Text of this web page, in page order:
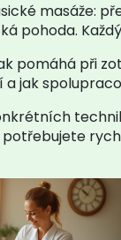
masáže:
pohoda.
pomáhá při
jak
potřebujete